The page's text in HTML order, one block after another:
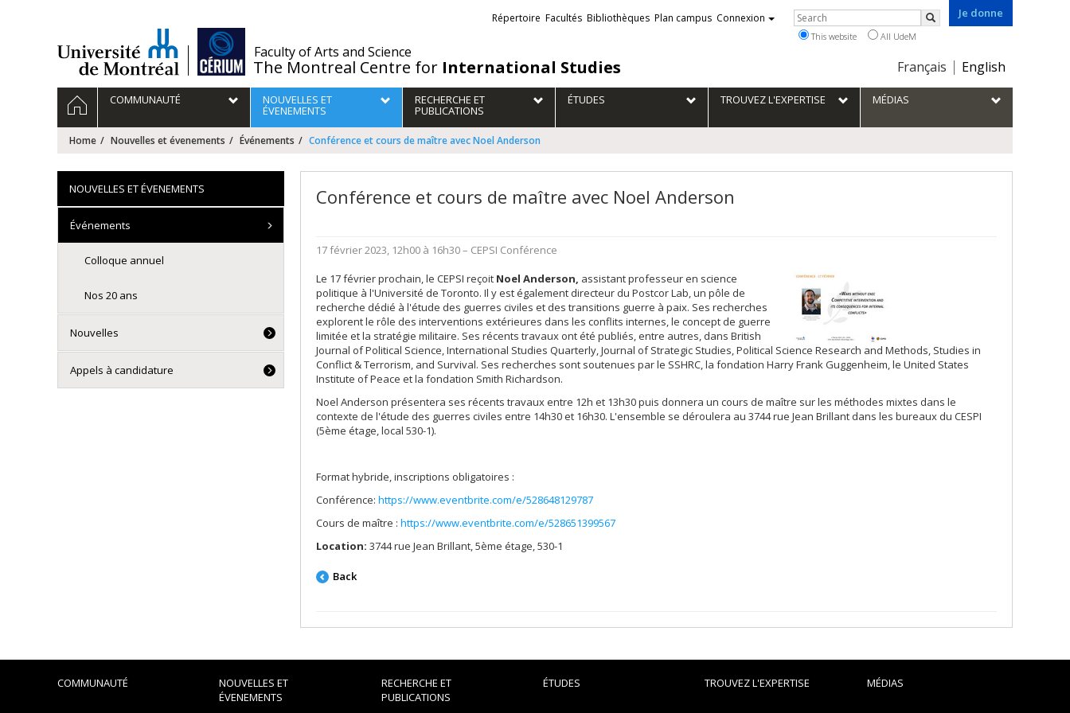
Faculty of Arts and Science
The Montreal Centre for International Studies
Je donne
Choix
la
langue
Français English
Liens
externes
Répertoire Facultés Bibliothèques Plan campus Connexion Rechercher
Search
This website All UdeM
Navigation
principale
HOMECOMMUNAUTÉ NOUVELLES ET
ÉVENEMENTS
RECHERCHE ET
PUBLICATIONS
ÉTUDES TROUVEZ L'EXPERTISE MÉDIAS
Home Nouvelles et évenements Événements Conférence et cours de maître avec Noel Anderson
Conférence et cours de maître avec Noel Anderson
17 février 2023, 12h00 à 16h30– CEPSI Conférence
Le 17 février prochain, le CEPSI reçoit Noel Anderson, assistant professeur en science
politique à l'Université de Toronto. Il y est également directeur du Postcor Lab, un pôle de
recherche dédié à l'étude des guerres civiles et des transitions guerre à paix. Ses recherches
explorent le rôle des interventions extérieures dans les conflits internes, le concept de guerre
limitée et la stratégie militaire. Ses récents travaux ont été publiés, entre autres, dans British
Journal of Political Science, International Studies Quarterly, Journal of Strategic Studies, Political Science Research and Methods, Studies in
Conflict & Terrorism, and Survival. Ses recherches sont soutenues par le SSHRC, la fondation Harry Frank Guggenheim, le United States
Institute of Peace et la fondation Smith Richardson.
Noel Anderson présentera ses récents travaux entre 12h et 13h30 puis donnera un cours de maître sur les méthodes mixtes dans le
contexte de l'étude des guerres civiles entre 14h30 et 16h30. L'ensemble se déroulera au 3744 rue Jean Brillant dans les bureaux du CESPI
(5ème étage, local 530-1).
Format hybride, inscriptions obligatoires :
Conférence: https://www.eventbrite.com/e/528648129787
Cours de maître : https://www.eventbrite.com/e/528651399567
Location: 3744 rue Jean Brillant, 5ème étage, 530-1
Back
NOUVELLES ET ÉVENEMENTS
Événements
Colloque annuel
Nos 20 ans
Nouvelles
Appels à candidature
COMMUNAUTÉ
NOUVELLES ET
ÉVENEMENTS
RECHERCHE ET
PUBLICATIONS
ÉTUDES TROUVEZ L'EXPERTISE MÉDIAS